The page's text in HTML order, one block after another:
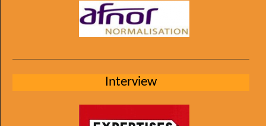
Interview